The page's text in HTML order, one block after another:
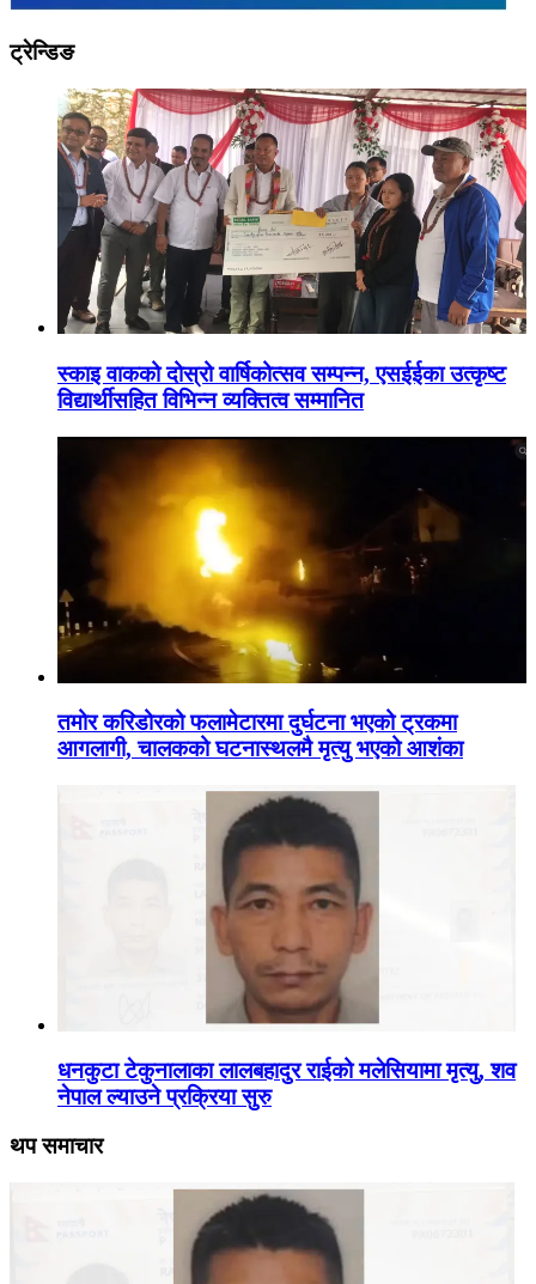
ट्रेन्डिङ
स्काइ वाकको दोस्रो वार्षिकोत्सव सम्पन्न, एसईईका उत्कृष्ट
विद्यार्थीसहित विभिन्न व्यक्तित्व सम्मानित
तमोर करिडोरको फलामेटारमा दुर्घटना भएको ट्रकमा
आगलागी, चालकको घटनास्थलमै मृत्यु भएको आशंका
धनकुटा टेकुनालाका लालबहादुर राईको मलेसियामा मृत्यु, शव
नेपाल ल्याउने प्रक्रिया सुरु
थप समाचार